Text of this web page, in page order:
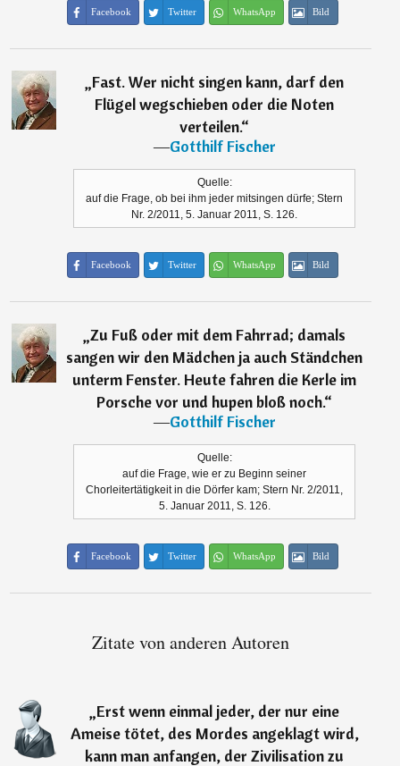
Facebook Twitter WhatsApp Bild
„Fast. Wer nicht singen kann, darf den
Flügel wegschieben oder die Noten
verteilen.“
―Gotthilf Fischer
Quelle:
auf die Frage, ob bei ihm jeder mitsingen dürfe; Stern
Nr. 2/2011, 5. Januar 2011, S. 126.
Facebook Twitter WhatsApp Bild
„Zu Fuß oder mit dem Fahrrad; damals
sangen wir den Mädchen ja auch Ständchen
unterm Fenster. Heute fahren die Kerle im
Porsche vor und hupen bloß noch.“
―Gotthilf Fischer
Quelle:
auf die Frage, wie er zu Beginn seiner
Chorleitertätigkeit in die Dörfer kam; Stern Nr. 2/2011,
5. Januar 2011, S. 126.
Facebook Twitter WhatsApp Bild
Zitate von anderen Autoren
„Erst wenn einmal jeder, der nur eine
Ameise tötet, des Mordes angeklagt wird,
kann man anfangen, der Zivilisation zu